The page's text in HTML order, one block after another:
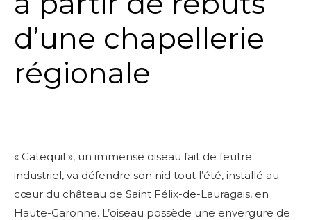
d’une chapellerie
régionale
« Catequil », un immense oiseau fait de feutre
industriel, va défendre son nid tout l’été, installé au
cœur du château de Saint Félix-de-Lauragais, en
Haute-Garonne. L’oiseau possède une envergure de